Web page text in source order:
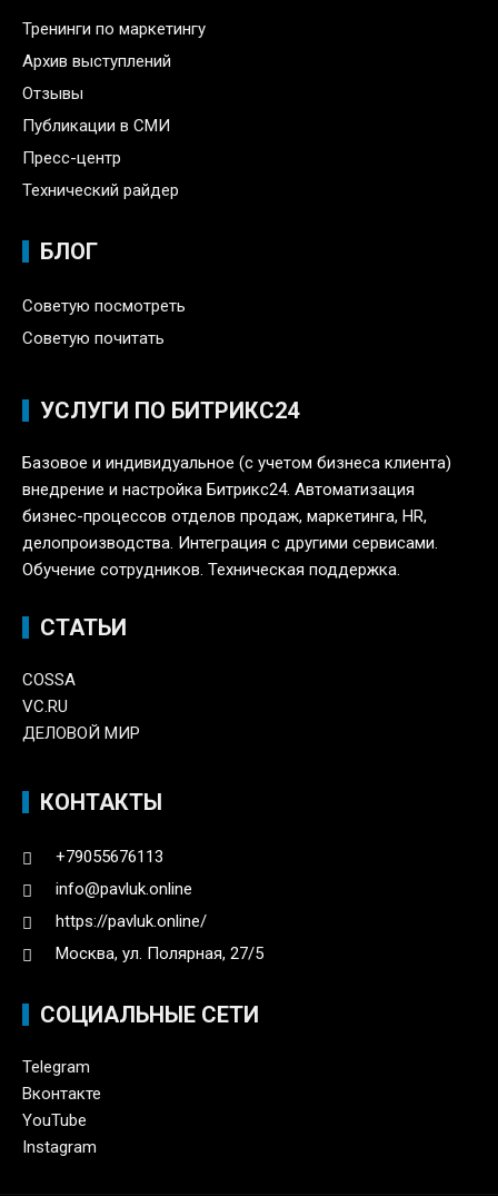
Тренинги по маркетингу
Архив выступлений
Отзывы
Публикации в СМИ
Пресс-центр
Технический райдер
БЛОГ
Советую посмотреть
Советую почитать
УСЛУГИ ПО БИТРИКС24
Базовое и индивидуальное (с учетом бизнеса клиента)
внедрение и настройка Битрикс24. Автоматизация
бизнес-процессов отделов продаж, маркетинга, HR,
делопроизводства. Интеграция с другими сервисами.
Обучение сотрудников. Техническая поддержка.
СТАТЬИ
COSSA
VC.RU
ДЕЛОВОЙ МИР
КОНТАКТЫ
+79055676113
info@pavluk.online
https://pavluk.online/
Москва, ул. Полярная, 27/5
СОЦИАЛЬНЫЕ СЕТИ
Telegram
Вконтакте
YouTube
Instagram